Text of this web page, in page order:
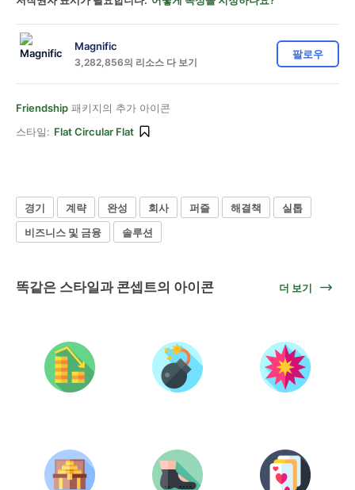
Magnific
3,282,856의 리소스 다 보기
팔로우
Friendship 패키지의 추가 아이콘
스타일: Flat Circular Flat
경기 계략 완성 회사 퍼즐 해결책
실톱
비즈니스 및 금융
솔루션
똑같은 스타일과 콘셉트의 아이콘 더 보기